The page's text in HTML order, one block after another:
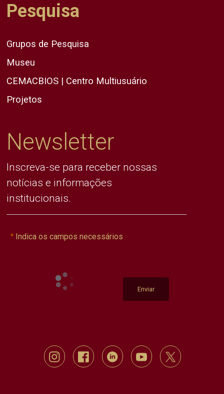
Pesquisa
Grupos de Pesquisa
Museu
CEMACBIOS | Centro Multiusuário
Projetos
Newsletter
Inscreva-se para receber nossas
notícias e informações
institucionais.
Indica os campos necessários
Enviar